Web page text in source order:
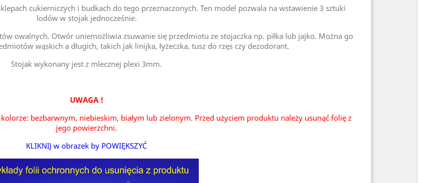
cukierniczych i budkach do tego przeznaczonych. Ten model pozwala na wstawienie 3 sztuki
lodów w stojak jednocześnie.
owalnych. Otwór uniemożliwia zsuwanie się przedmiotu ze stojaczka np. piłka lub jajko. Można go
wąskich a długich, takich jak linijka, łyżeczka, tusz do rzęs czy dezodorant.
Stojak wykonany jest z mlecznej plexi 3mm.
UWAGA !
bezbarwnym, niebieskim, białym lub zielonym. Przed użyciem produktu należy usunąć folię z
jego powierzchni.
KLIKNIJ w obrazek by POWIĘKSZYĆ